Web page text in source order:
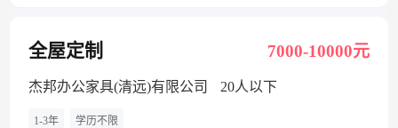
全屋定制 7000-10000元
杰邦办公家具(清远)有限公司 20人以下
1-3年 学历不限